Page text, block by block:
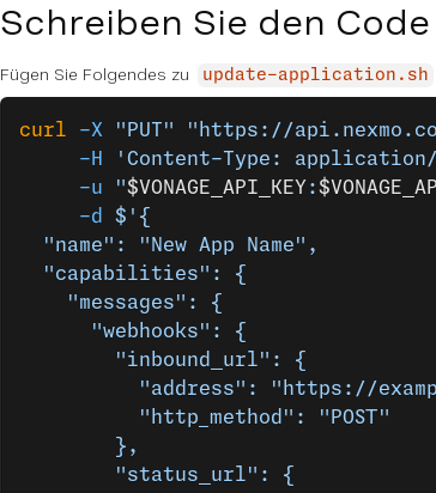
Schreiben Sie den Code
Fügen Sie Folgendes zu update-application.sh
curl -X "PUT" "https://
     -H
'Content-Type:
     -u
"$VONAGE_API_KEY :
     -d
$'{
  "name": "New App Name",
  "capabilities": {
    "messages": {
      "webhooks": {
        "inbound_url": {
"address": "https://
          "http_method": "POST"
        },
        "status_url": {